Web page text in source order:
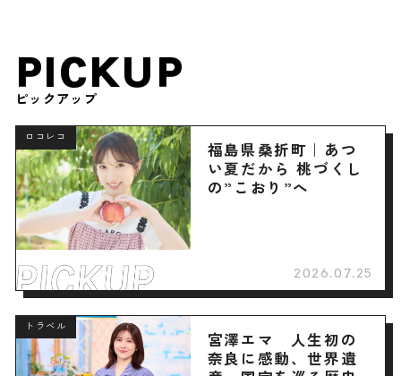
PICKUP
ピックアップ
ロコレコ
福島県桑折町｜あつ
い夏だから 桃づくし
の”こおり”へ
2026.07.25
トラベル
宮澤エマ 人生初の
奈良に感動、世界遺